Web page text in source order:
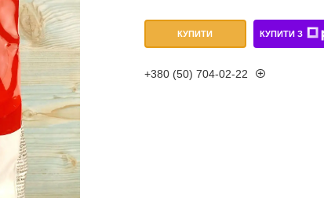
КУПИТИ КУПИТИ З
+380 (50) 704-02-22